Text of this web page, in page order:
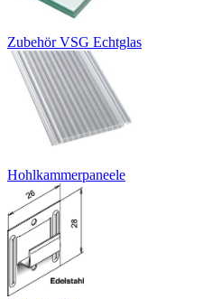
Zubehör VSG Echtglas
Hohlkammerpaneele